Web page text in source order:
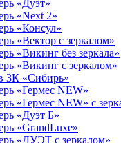
«Дуэт»
«Next 2»
«Консул»
«Вектор с зеркалом»
«Викинг без зеркала»
«Викинг c зеркалом»
3К «Сибирь»
«Гермес NEW»
«Гермес NEW» с
«Дуэт Б»
«GrandLuxe»
«ДУЭТ с зеркалом»